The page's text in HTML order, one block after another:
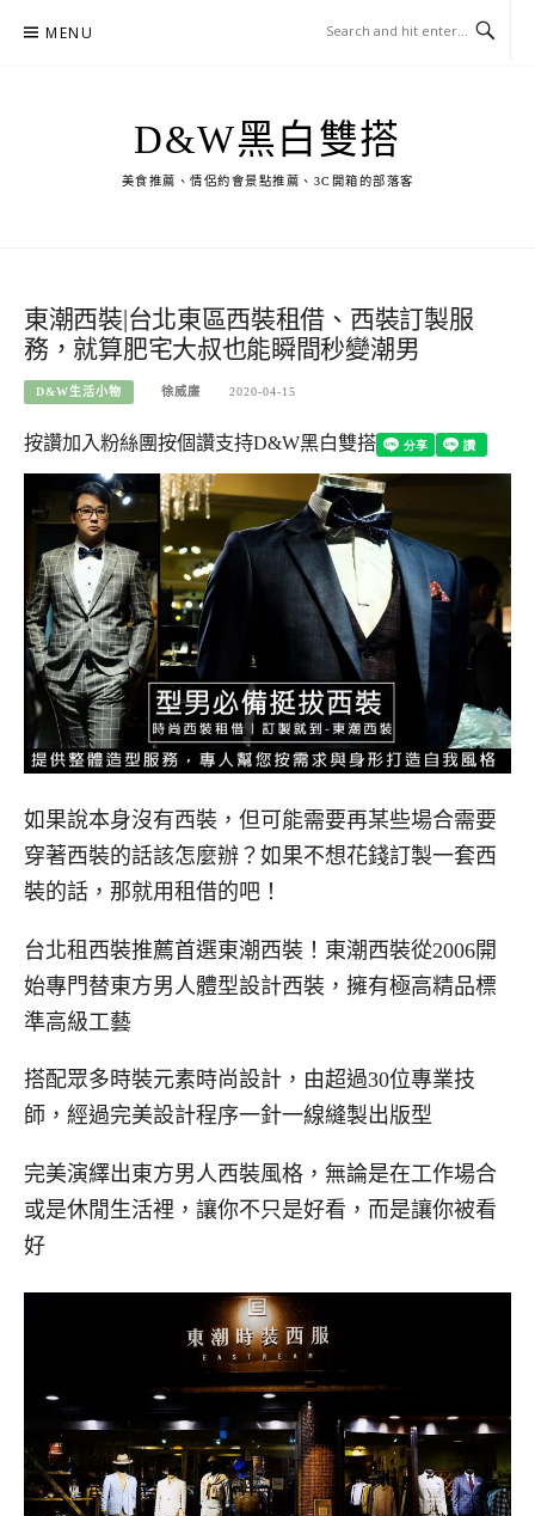
MENU
D&W黑白雙搭
美食推薦、情侶約會景點推薦、3C開箱的部落客
東潮西裝|台北東區西裝租借、西裝訂製服
務，就算肥宅大叔也能瞬間秒變潮男
D&W生活小物 徐威廉 2020-04-15
按讚加入粉絲團按個讚支持D&W黑白雙搭
如果說本身沒有西裝，但可能需要再某些場合需要
穿著西裝的話該怎麼辦？如果不想花錢訂製一套西
裝的話，那就用租借的吧！
台北租西裝推薦首選東潮西裝！東潮西裝從2006開
始專門替東方男人體型設計西裝，擁有極高精品標
準高級工藝
搭配眾多時裝元素時尚設計，由超過30位專業技
師，經過完美設計程序一針一線縫製出版型
完美演繹出東方男人西裝風格，無論是在工作場合
或是休閒生活裡，讓你不只是好看，而是讓你被看
好